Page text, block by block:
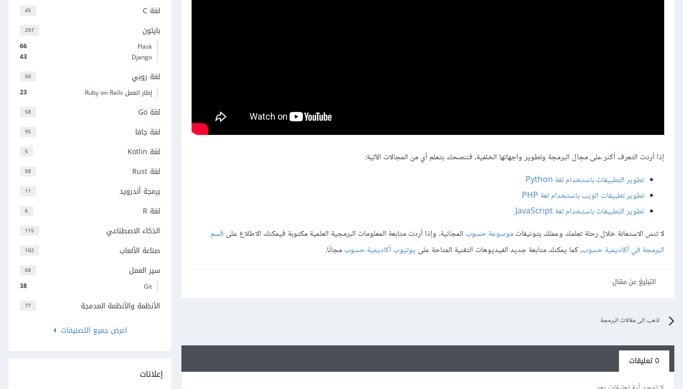
إذا أردت التعرف أكثر على مجال البرمجة وتطوير واجهاتها الخلفية، فننصحك بتعلم أي من المجالات الآتية:
تطوير التطبيقات باستخدام لغة Python
تطوير تطبيقات الويب باستخدام لغة PHP
تطوير التطبيقات باستخدام لغة JavaScript
لا تنسَ الاستعانة خلال رحلة تعلمك وعملك بتوثيقاتموسوعة حسوب المجانية. وإذا أردت متابعة المعلومات البرمجية العلمية مكتوبة فيمكنك الاطلاع على قسم
البرمجة في أكاديمية حسوب، كما يمكنك متابعة جديد الفيديوهات التقنية المتاحة على يوتيوب أكاديمية حسوبمجانًا.
التبليغ عن مقال
اذهب الى مقالات البرمجة
0 تعليقات
45 لغة C
297 بايثون
66
Flask
43
Django
50 لغة روبي
23 إطار العمل Ruby on Rails
58 لغة Go
95 لغة جافا
5 لغة Kotlin
58 لغة Rust
11 برمجة أندرويد
6 لغة R
115 الذكاء الاصطناعي
102 صناعة الألعاب
68 سير العمل
38 Git
77
الأنظمة والأنظمة المدمجة
اعرض جميع التصنيفات
إعلانات